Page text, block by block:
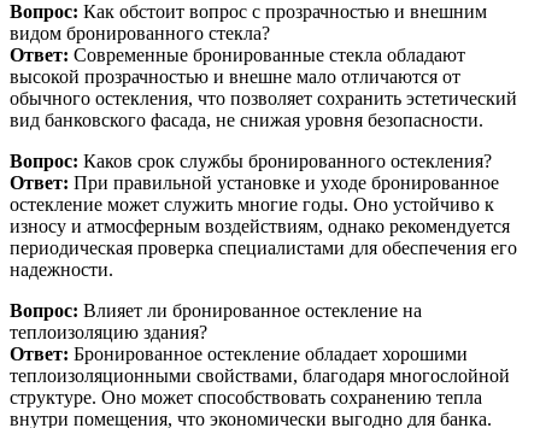
Вопрос: Как обстоит вопрос с прозрачностью и внешним
видом бронированного стекла?
Ответ: Современные бронированные стекла обладают
высокой прозрачностью и внешне мало отличаются от
обычного остекления, что позволяет сохранить эстетический
вид банковского фасада, не снижая уровня безопасности.
Вопрос: Каков срок службы бронированного остекления?
Ответ: При правильной установке и уходе бронированное
остекление может служить многие годы. Оно устойчиво к
износу и атмосферным воздействиям, однако рекомендуется
периодическая проверка специалистами для обеспечения его
надежности.
Вопрос: Влияет ли бронированное остекление на
теплоизоляцию здания?
Ответ: Бронированное остекление обладает хорошими
теплоизоляционными свойствами, благодаря многослойной
структуре. Оно может способствовать сохранению тепла
внутри помещения, что экономически выгодно для банка.